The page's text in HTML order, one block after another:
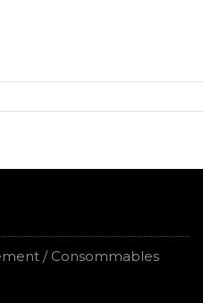
/ Consommables